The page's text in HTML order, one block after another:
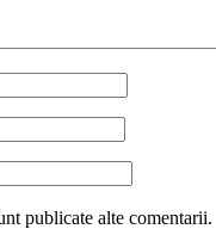
publicate alte comentarii.